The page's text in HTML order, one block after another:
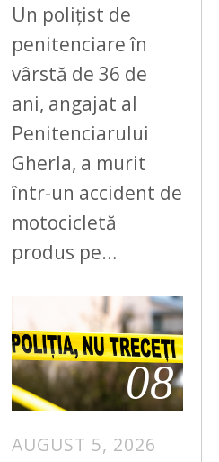
Un polițist de
penitenciare în
vârstă de 36 de
ani, angajat al
Penitenciarului
Gherla, a murit
într-un accident de
motocicletă
produs pe…
08
AUGUST 5, 2026